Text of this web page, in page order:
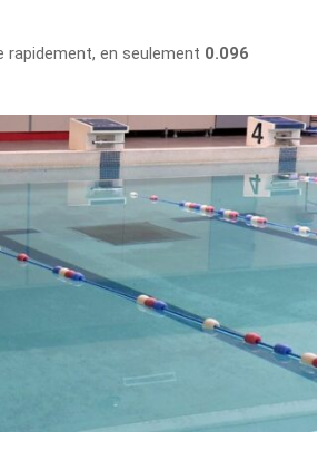
rapidement, en seulement 0.096